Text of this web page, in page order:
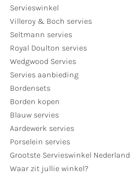
Servieswinkel
Villeroy & Boch servies
Seltmann servies
Royal Doulton servies
Wedgwood Servies
Servies aanbieding
Bordensets
Borden kopen
Blauw servies
Aardewerk servies
Porselein servies
Grootste Servieswinkel Nederland
Waar zit jullie winkel?